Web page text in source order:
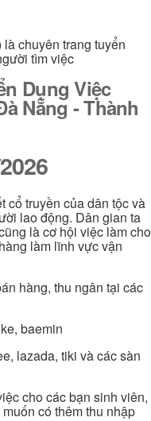
chuyên trang tuyển
tìm việc
Dụng Việc
Nẵng - Thành
cổ truyền của dân tộc và
lao động. Dân gian ta
là cơ hội việc làm cho
làm lĩnh vực vận
hàng, thu ngân tại các
baemin
lazada, tiki và các sàn
cho các bạn sinh viên,
có thêm thu nhập